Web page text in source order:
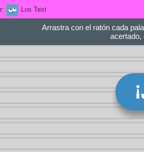
Los Test
Arrastra con el ratón cada
acertado,